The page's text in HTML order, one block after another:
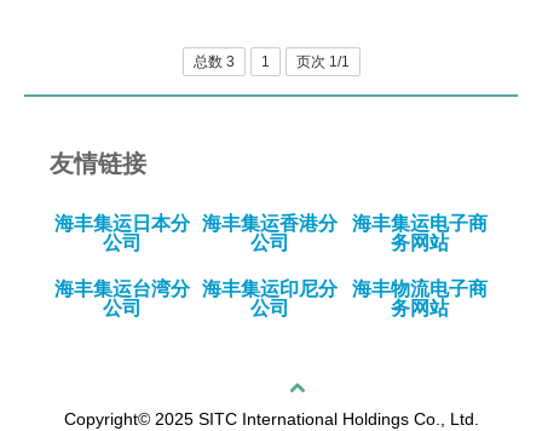
总数 3 1 页次 1/1
友情链接
海丰集运日本分
公司
海丰集运香港分
公司
海丰集运电子商
务网站
海丰集运台湾分
公司
海丰集运印尼分
公司
海丰物流电子商
务网站
Copyright© 2025 SITC International Holdings Co., Ltd.